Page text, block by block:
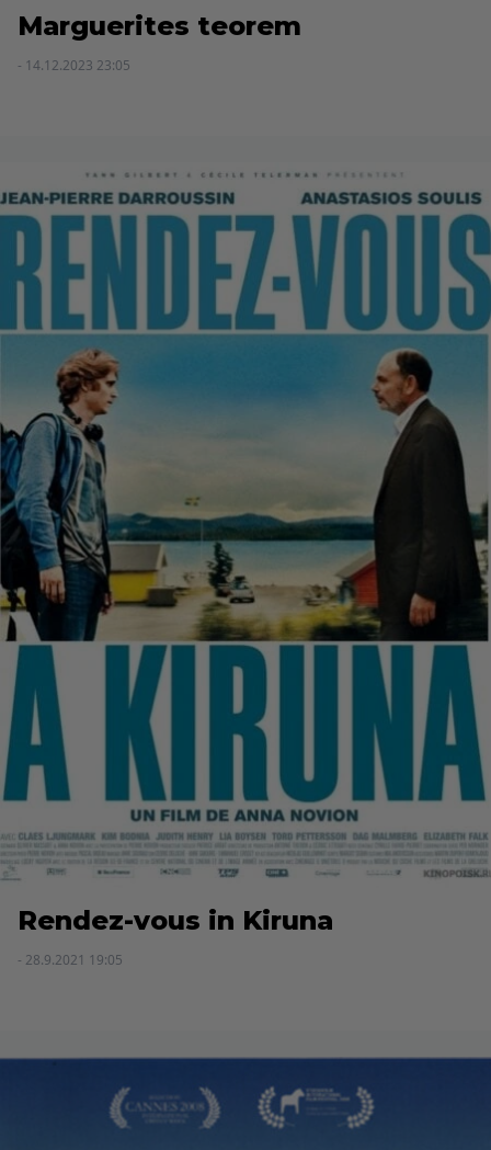
Marguerites teorem
- 14.12.2023 23:05
Rendez-vous in Kiruna
- 28.9.2021 19:05